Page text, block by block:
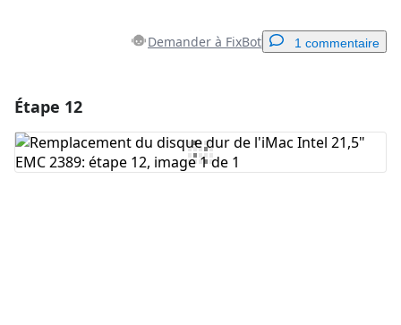
Demander à FixBot 1 commentaire
Ajouter un commentaire
Étape 12